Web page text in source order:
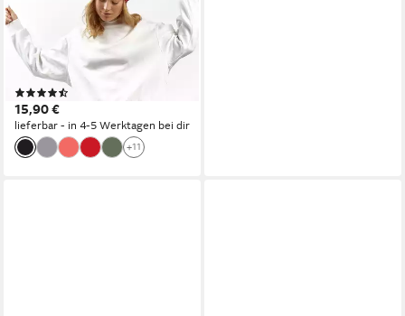
Jerseymütze - Leichte Slouch
Beanie - Unisex,
Übergangsmütze, 95%
gekämmte Baumwolle, 5%
Elasthan
15,90 €
lieferbar - in 4-5 Werktagen bei dir
+11